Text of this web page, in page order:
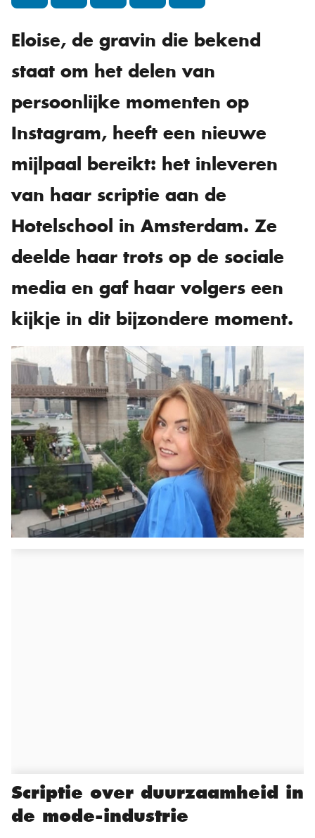
Eloise, de gravin die bekend
staat om het delen van
persoonlijke momenten op
Instagram, heeft een nieuwe
mijlpaal bereikt: het inleveren
van haar scriptie aan de
Hotelschool in Amsterdam. Ze
deelde haar trots op de sociale
media en gaf haar volgers een
kijkje in dit bijzondere moment.
Scriptie over duurzaamheid in
de mode-industrie